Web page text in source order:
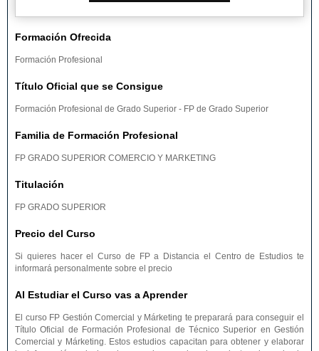
Formación Ofrecida
Formación Profesional
Título Oficial que se Consigue
Formación Profesional de Grado Superior - FP de Grado Superior
Familia de Formación Profesional
FP GRADO SUPERIOR COMERCIO Y MARKETING
Titulación
FP GRADO SUPERIOR
Precio del Curso
Si quieres hacer el Curso de FP a Distancia el Centro de Estudios te
informará personalmente sobre el precio
Al Estudiar el Curso vas a Aprender
El curso FP Gestión Comercial y Márketing te preparará para conseguir el
Título Oficial de Formación Profesional de Técnico Superior en Gestión
Comercial y Márketing. Estos estudios capacitan para obtener y elaborar